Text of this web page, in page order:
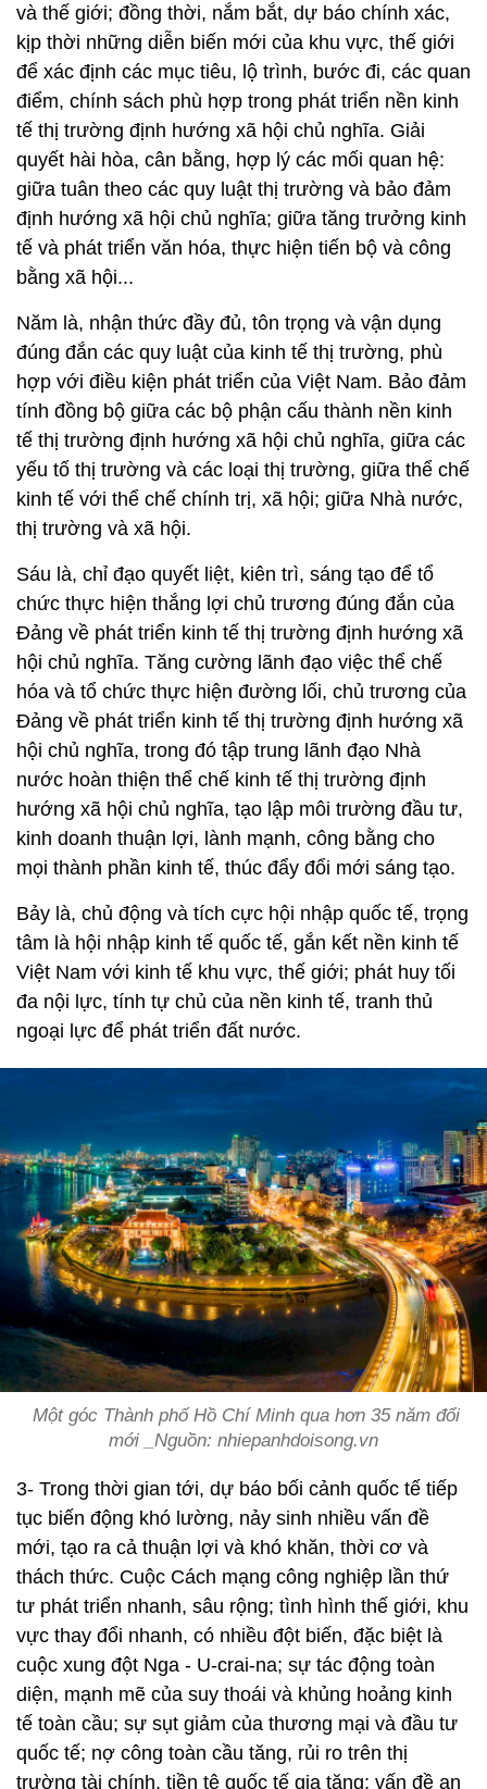
và thế giới; đồng thời, nắm bắt, dự báo chính xác,
kịp thời những diễn biến mới của khu vực, thế giới
để xác định các mục tiêu, lộ trình, bước đi, các quan
điểm, chính sách phù hợp trong phát triển nền kinh
tế thị trường định hướng xã hội chủ nghĩa. Giải
quyết hài hòa, cân bằng, hợp lý các mối quan hệ:
giữa tuân theo các quy luật thị trường và bảo đảm
định hướng xã hội chủ nghĩa; giữa tăng trưởng kinh
tế và phát triển văn hóa, thực hiện tiến bộ và công
bằng xã hội...
Năm là, nhận thức đầy đủ, tôn trọng và vận dụng
đúng đắn các quy luật của kinh tế thị trường, phù
hợp với điều kiện phát triển của Việt Nam. Bảo đảm
tính đồng bộ giữa các bộ phận cấu thành nền kinh
tế thị trường định hướng xã hội chủ nghĩa, giữa các
yếu tố thị trường và các loại thị trường, giữa thể chế
kinh tế với thể chế chính trị, xã hội; giữa Nhà nước,
thị trường và xã hội.
Sáu là, chỉ đạo quyết liệt, kiên trì, sáng tạo để tổ
chức thực hiện thắng lợi chủ trương đúng đắn của
Đảng về phát triển kinh tế thị trường định hướng xã
hội chủ nghĩa. Tăng cường lãnh đạo việc thể chế
hóa và tổ chức thực hiện đường lối, chủ trương của
Đảng về phát triển kinh tế thị trường định hướng xã
hội chủ nghĩa, trong đó tập trung lãnh đạo Nhà
nước hoàn thiện thể chế kinh tế thị trường định
hướng xã hội chủ nghĩa, tạo lập môi trường đầu tư,
kinh doanh thuận lợi, lành mạnh, công bằng cho
mọi thành phần kinh tế, thúc đẩy đổi mới sáng tạo.
Bảy là, chủ động và tích cực hội nhập quốc tế, trọng
tâm là hội nhập kinh tế quốc tế, gắn kết nền kinh tế
Việt Nam với kinh tế khu vực, thế giới; phát huy tối
đa nội lực, tính tự chủ của nền kinh tế, tranh thủ
ngoại lực để phát triển đất nước.
Một góc Thành phố Hồ Chí Minh qua hơn 35 năm đổi
mới _Nguồn: nhiepanhdoisong.vn
3- Trong thời gian tới, dự báo bối cảnh quốc tế tiếp
tục biến động khó lường, nảy sinh nhiều vấn đề
mới, tạo ra cả thuận lợi và khó khăn, thời cơ và
thách thức. Cuộc Cách mạng công nghiệp lần thứ
tư phát triển nhanh, sâu rộng; tình hình thế giới, khu
vực thay đổi nhanh, có nhiều đột biến, đặc biệt là
cuộc xung đột Nga - U-crai-na; sự tác động toàn
diện, mạnh mẽ của suy thoái và khủng hoảng kinh
tế toàn cầu; sự sụt giảm của thương mại và đầu tư
quốc tế; nợ công toàn cầu tăng, rủi ro trên thị
trường tài chính, tiền tệ quốc tế gia tăng; vấn đề an